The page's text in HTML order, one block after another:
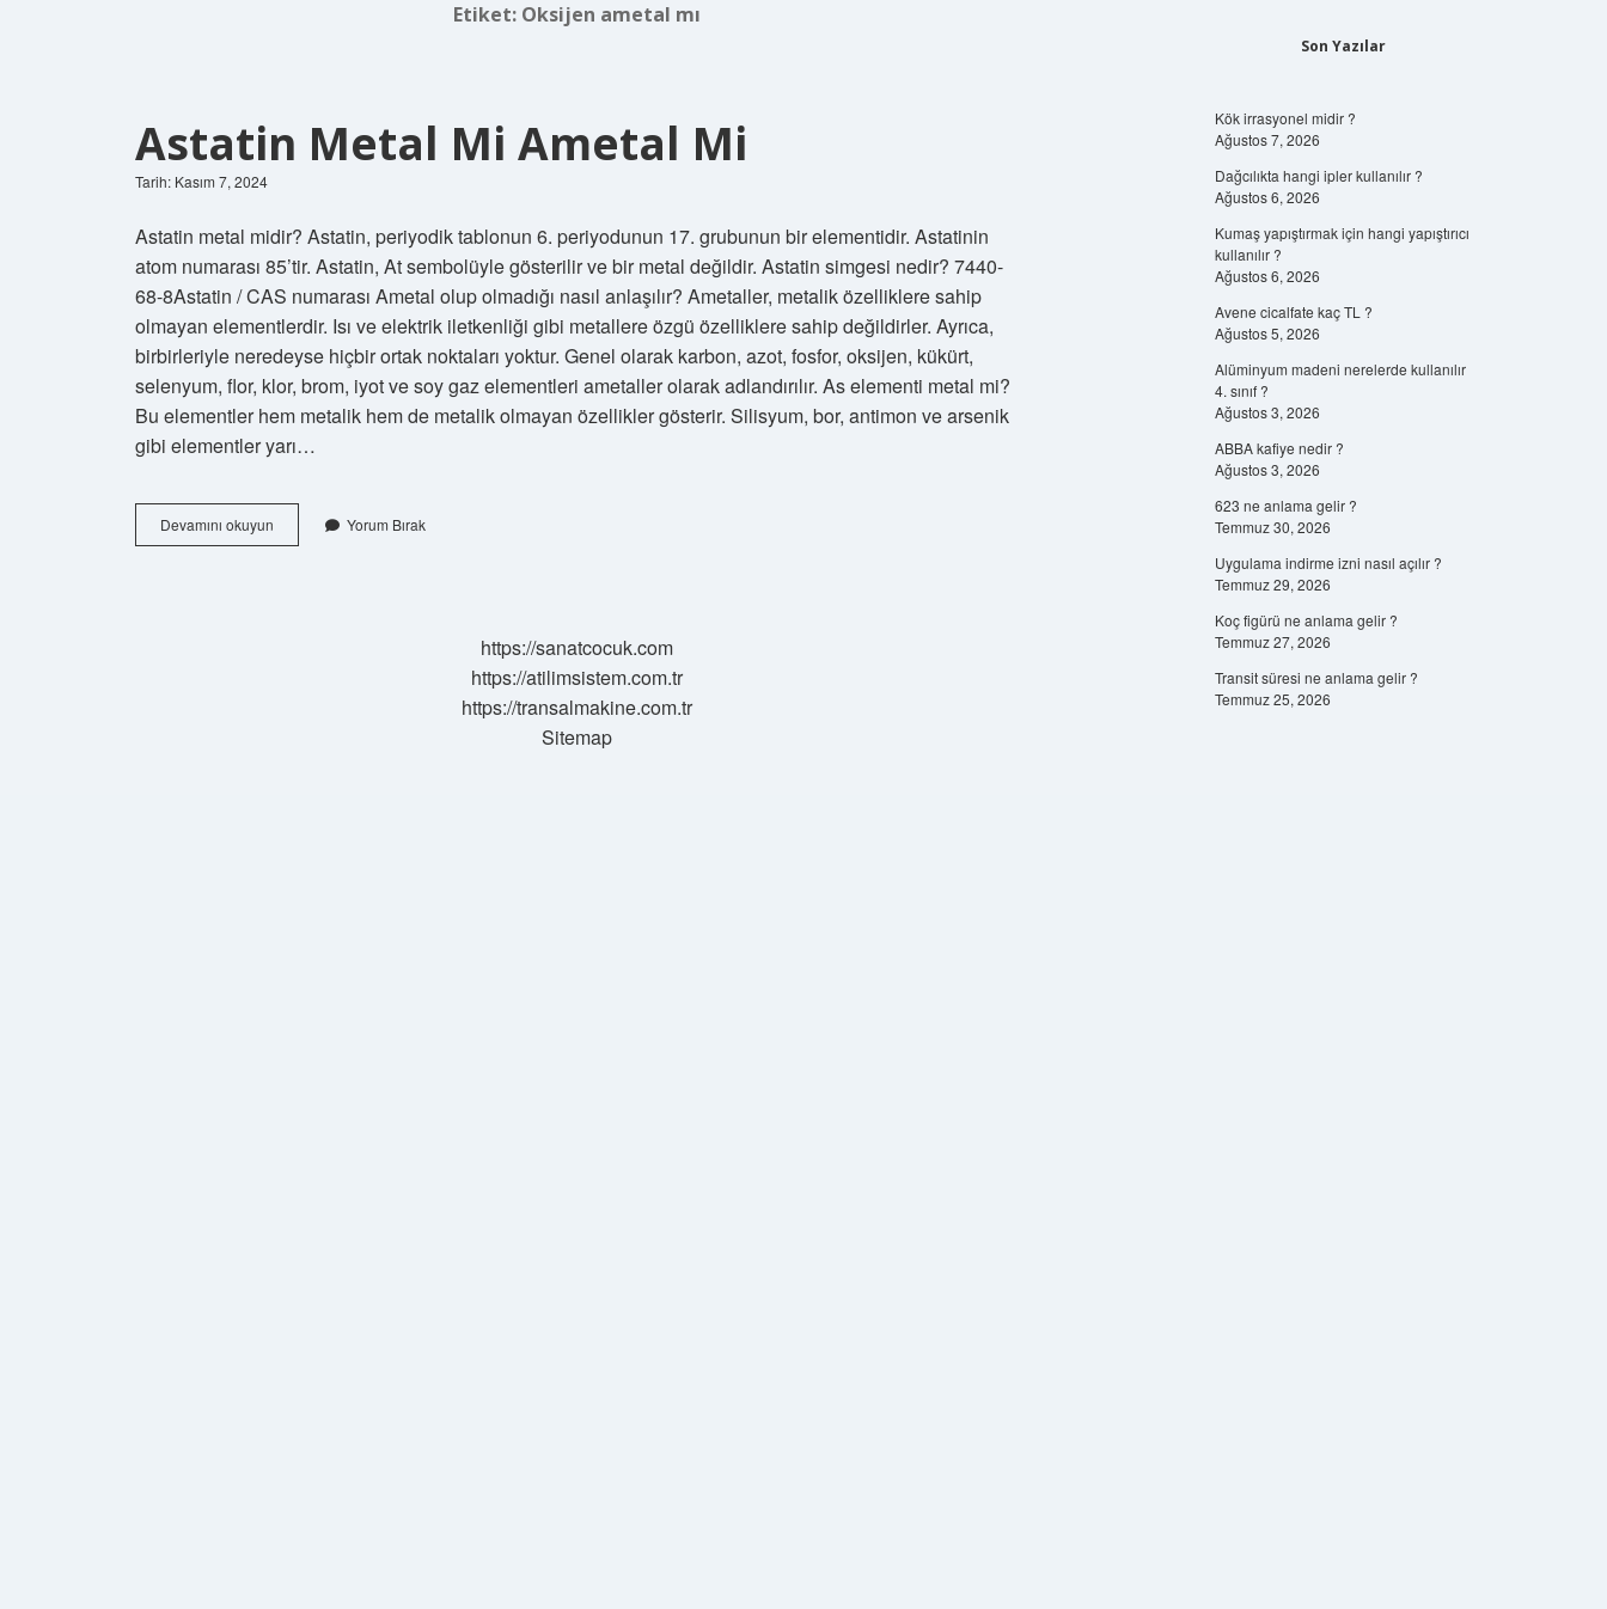
Etiket: Oksijen ametal mı
Astatin Metal Mi Ametal Mi
Tarih: Kasım 7, 2024
Astatin metal midir? Astatin, periyodik tablonun 6. periyodunun 17. grubunun bir elementidir. Astatinin
atom numarası 85’tir. Astatin, At sembolüyle gösterilir ve bir metal değildir. Astatin simgesi nedir? 7440-
68-8Astatin / CAS numarası Ametal olup olmadığı nasıl anlaşılır? Ametaller, metalik özelliklere sahip
olmayan elementlerdir. Isı ve elektrik iletkenliği gibi metallere özgü özelliklere sahip değildirler. Ayrıca,
birbirleriyle neredeyse hiçbir ortak noktaları yoktur. Genel olarak karbon, azot, fosfor, oksijen, kükürt,
selenyum, flor, klor, brom, iyot ve soy gaz elementleri ametaller olarak adlandırılır. As elementi metal mi?
Bu elementler hem metalik hem de metalik olmayan özellikler gösterir. Silisyum, bor, antimon ve arsenik
gibi elementler yarı…
Devamını okuyun
Metal
Yorum Bırak
https://sanatcocuk.com
https://atilimsistem.com.tr
https://transalmakine.com.tr
Sitemap
Son Yazılar
Kök irrasyonel midir ?
Ağustos 7, 2026
Dağcılıkta hangi ipler kullanılır ?
Ağustos 6, 2026
Kumaş yapıştırmak için hangi yapıştırıcı
kullanılır ?
Ağustos 6, 2026
Avene cicalfate kaç TL ?
Ağustos 5, 2026
Alüminyum madeni nerelerde kullanılır
4. sınıf ?
Ağustos 3, 2026
ABBA kafiye nedir ?
Ağustos 3, 2026
623 ne anlama gelir ?
Temmuz 30, 2026
Uygulama indirme izni nasıl açılır ?
Temmuz 29, 2026
Koç figürü ne anlama gelir ?
Temmuz 27, 2026
Transit süresi ne anlama gelir ?
Temmuz 25, 2026